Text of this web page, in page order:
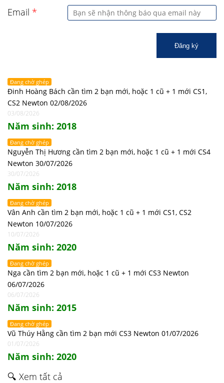
Email *
Đăng ký
Đang chờ ghép
Đinh Hoàng Bách cần tìm 2 bạn mới, hoặc 1 cũ + 1 mới CS1,
CS2 Newton 02/08/2026
03/08/2026
Năm sinh: 2018
Đang chờ ghép
Nguyễn Thị Hương cần tìm 2 bạn mới, hoặc 1 cũ + 1 mới CS4
Newton 30/07/2026
30/07/2026
Năm sinh: 2018
Đang chờ ghép
Vân Anh cần tìm 2 bạn mới, hoặc 1 cũ + 1 mới CS1, CS2
Newton 10/07/2026
10/07/2026
Năm sinh: 2020
Đang chờ ghép
Nga cần tìm 2 bạn mới, hoặc 1 cũ + 1 mới CS3 Newton
06/07/2026
06/07/2026
Năm sinh: 2015
Đang chờ ghép
Vũ Thúy Hằng cần tìm 2 bạn mới CS3 Newton 01/07/2026
01/07/2026
Năm sinh: 2020
🔍 Xem tất cả